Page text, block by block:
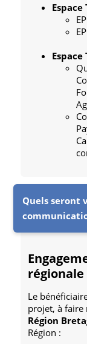
Quels seront
régionale
Le
projet, à
Région
Région :